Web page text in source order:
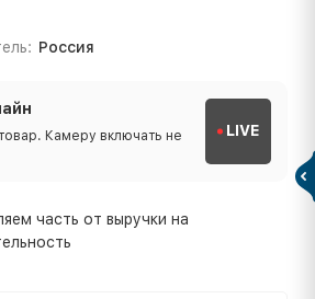
Россия
Камеру включать не
LIVE
часть от выручки на